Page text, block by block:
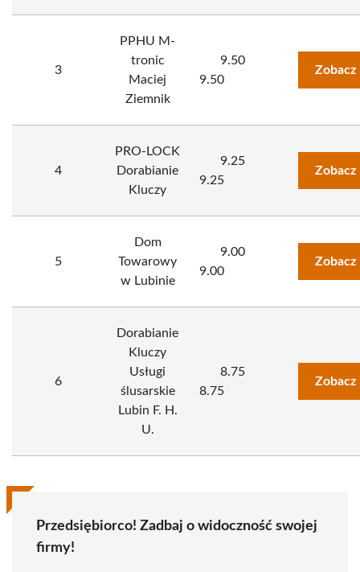
3
PPHU M-
tronic
Maciej
Ziemnik
9.50
9.50
Zobacz
4
PRO-LOCK
Dorabianie
Kluczy
9.25
9.25
Zobacz
5
Dom
Towarowy
w Lubinie
9.00
9.00
Zobacz
6
Dorabianie
Kluczy
Usługi
ślusarskie
Lubin F. H.
U.
8.75
8.75
Zobacz
Przedsiębiorco! Zadbaj o widoczność swojej
firmy!